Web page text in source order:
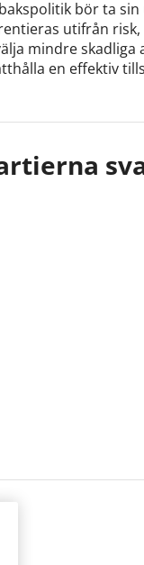
bör ta
utifrån
mindre
en effektiv